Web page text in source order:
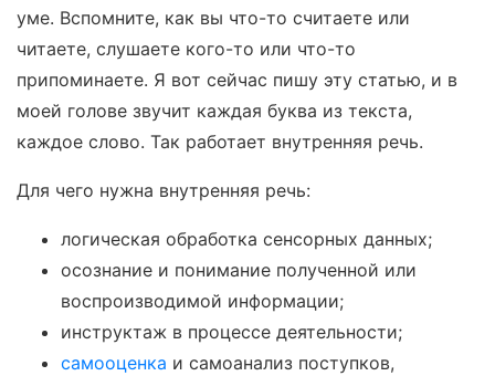
уме. Вспомните, как вы что-то считаете или
читаете, слушаете кого-то или что-то
припоминаете. Я вот сейчас пишу эту статью, и в
моей голове звучит каждая буква из текста,
каждое слово. Так работает внутренняя речь.
Для чего нужна внутренняя речь:
логическая обработка сенсорных данных;
осознание и понимание полученной или
воспроизводимой информации;
инструктаж в процессе деятельности;
самооценка и самоанализ поступков,